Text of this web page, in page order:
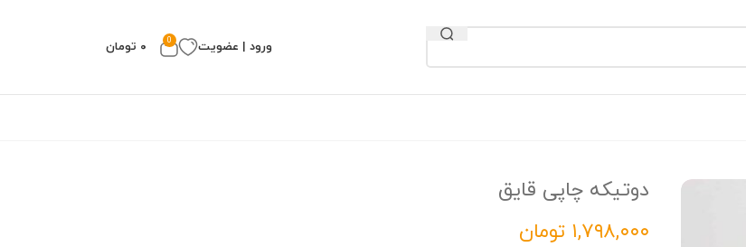
ورود | عضویت 0 ۰ تومان
دوتیکه چاپی قایق
تومان